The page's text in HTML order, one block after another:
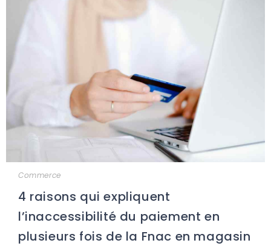
Commerce
4 raisons qui expliquent
l’inaccessibilité du paiement en
plusieurs fois de la Fnac en magasin